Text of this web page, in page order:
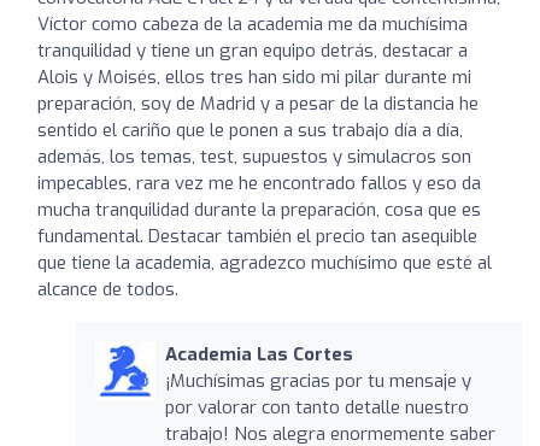
Víctor como cabeza de la academia me da muchísima
tranquilidad y tiene un gran equipo detrás, destacar a
Alois y Moisés, ellos tres han sido mi pilar durante mi
preparación, soy de Madrid y a pesar de la distancia he
sentido el cariño que le ponen a sus trabajo día a día,
además, los temas, test, supuestos y simulacros son
impecables, rara vez me he encontrado fallos y eso da
mucha tranquilidad durante la preparación, cosa que es
fundamental. Destacar también el precio tan asequible
que tiene la academia, agradezco muchísimo que esté al
alcance de todos.
Academia Las Cortes
¡Muchísimas gracias por tu mensaje y
por valorar con tanto detalle nuestro
trabajo! Nos alegra enormemente saber